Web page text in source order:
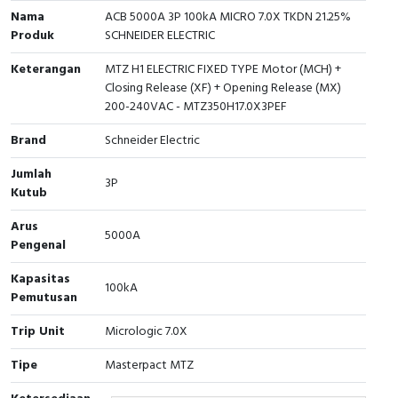
RFID
Capacitive Sensors
Safety Switch
Radio Frequency
Contact Block
Nama
Produk
ACB 5000A 3P 100kA MICRO 7.0X TKDN 21.25%
SCHNEIDER ELECTRIC
Keterangan
MTZ H1 ELECTRIC FIXED TYPE Motor (MCH) +
Closing Release (XF) + Opening Release (MX)
200-240VAC - MTZ350H17.0X3PEF
Brand
Schneider Electric
Jumlah
Kutub
3P
Arus
Pengenal
5000A
Kapasitas
Pemutusan
100kA
Trip Unit
Micrologic 7.0X
Tipe
Masterpact MTZ